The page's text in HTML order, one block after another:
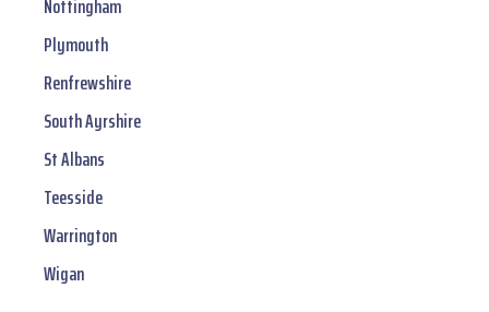
Nottingham
Plymouth
Renfrewshire
South Ayrshire
St Albans
Teesside
Warrington
Wigan